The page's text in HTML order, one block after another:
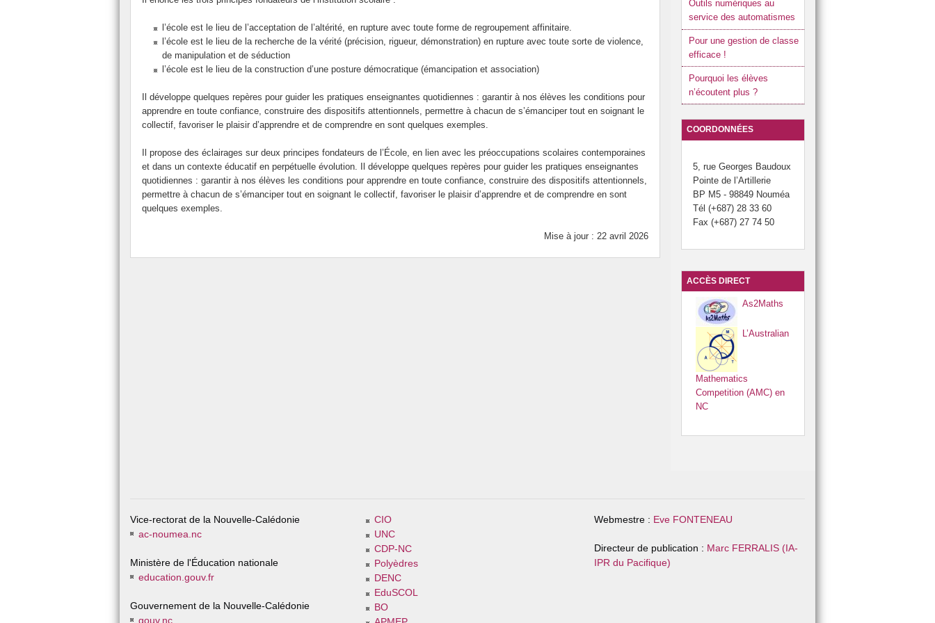
l’école est le lieu de l’acceptation de l’altérité, en rupture avec toute forme de regroupement affinitaire.
l’école est le lieu de la recherche de la vérité (précision, rigueur, démonstration) en rupture avec toute sorte de violence,
de manipulation et de séduction
l’école est le lieu de la construction d’une posture démocratique (émancipation et association)
Il développe quelques repères pour guider les pratiques enseignantes quotidiennes : garantir à nos élèves les conditions pour
apprendre en toute confiance, construire des dispositifs attentionnels, permettre à chacun de s’émanciper tout en soignant le
collectif, favoriser le plaisir d’apprendre et de comprendre en sont quelques exemples.
Il propose des éclairages sur deux principes fondateurs de l’École, en lien avec les préoccupations scolaires contemporaines
et dans un contexte éducatif en perpétuelle évolution. Il développe quelques repères pour guider les pratiques enseignantes
quotidiennes : garantir à nos élèves les conditions pour apprendre en toute confiance, construire des dispositifs attentionnels,
permettre à chacun de s’émanciper tout en soignant le collectif, favoriser le plaisir d’apprendre et de comprendre en sont
quelques exemples.
Mise à jour : 22 avril 2026
Outils numériques au
service des automatismes
Pour une gestion de classe
efficace !
Pourquoi les élèves
n’écoutent plus ?
COORDONNÉES
5, rue Georges Baudoux
Pointe de l’Artillerie
BP M5 - 98849 Nouméa
Tél (+687) 28 33 60
Fax (+687) 27 74 50
ACCÈS DIRECT
As2Maths
L’Australian
Mathematics
Competition (AMC) en
NC
Vice-rectorat de la Nouvelle-Calédonie
ac-noumea.nc
Ministère de l'Éducation nationale
education.gouv.fr
Gouvernement de la Nouvelle-Calédonie
gouv.nc
CIO
UNC
CDP-NC
Polyèdres
DENC
EduSCOL
BO
Webmestre : Eve FONTENEAU
Directeur de publication : Marc FERRALIS (IA-
IPR du Pacifique)